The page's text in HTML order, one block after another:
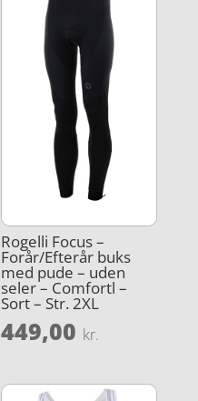
Rogelli Focus –
Forår/Efterår buks
med pude – uden
seler – Comfortl –
Sort – Str. 2XL
449,00 kr.